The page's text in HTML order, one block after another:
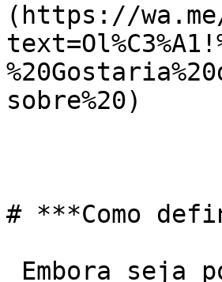
(https://wa.me/
sobre%20)
# ***Como